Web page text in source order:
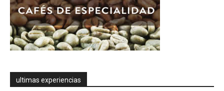
ultimas experiencias